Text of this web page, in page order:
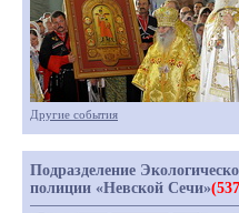
Другие события
Подразделение
полиции «Невской Сечи»